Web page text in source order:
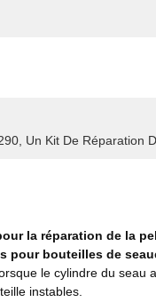
Un Kit De Réparation
la réparation de la
pour bouteilles de seau
le cylindre du
instables.